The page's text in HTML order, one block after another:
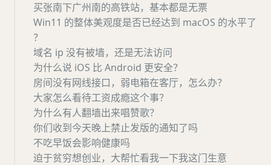
买张南下广州南的高铁站，基本都是无票
Win11 的整体美观度是否已经达到 macOS 的水平了
？
域名 ip 没有被墙，还是无法访问
为什么说 iOS 比 Android 更安全？
房间没有网线接口，弱电箱在客厅，怎么办？
大家怎么看待工资成瘾这个事？
为什么有人翻墙出来唱赞歌？
你们收到今天晚上禁止发版的通知了吗
不吃早饭会影响健康吗
迫于贫穷想创业，大帮忙看我一下我这门生意